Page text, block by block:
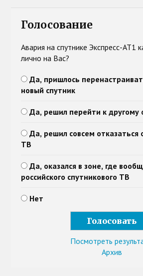
Голосование
Авария на спутнике Экспресс-АТ1
лично на Вас?
Да, пришлось
новый спутник
Да, решил перейти к другому
Да, решил совсем отказаться
ТВ
Да, оказался в зоне, где
российского спутникового ТВ
Нет
Посмотреть
Архив